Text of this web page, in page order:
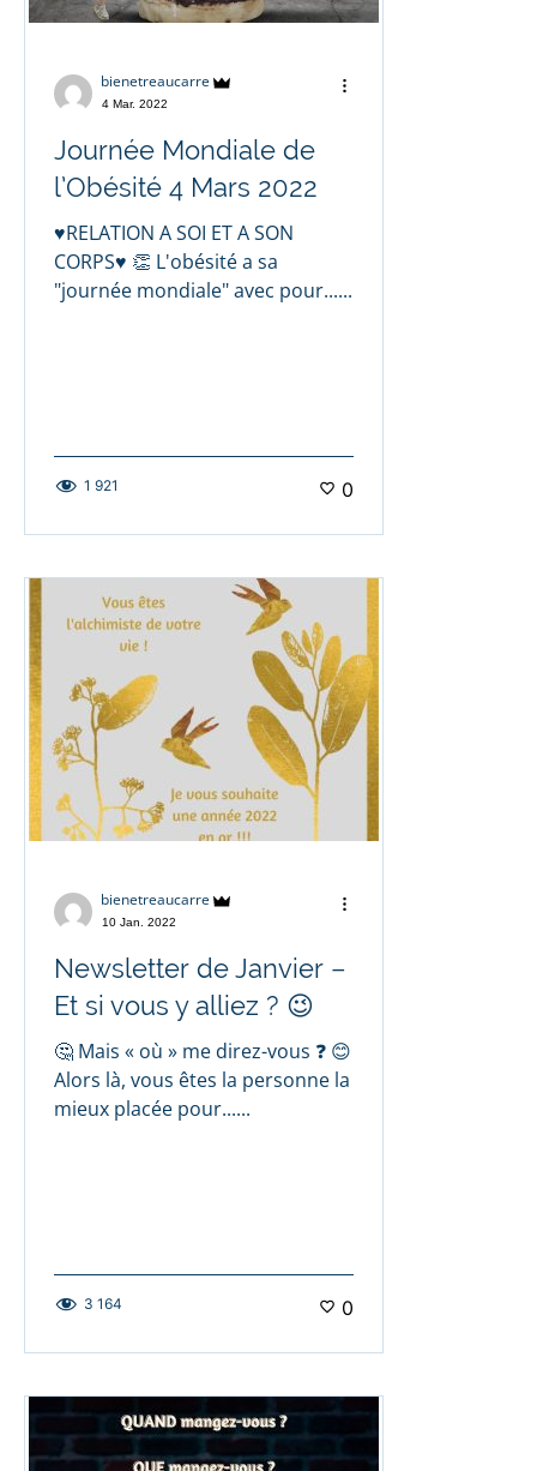
bienetreaucarre
4 Mar. 2022
Journée Mondiale de
l’Obésité 4 Mars 2022
♥️RELATION A SOI ET A SON
CORPS♥️ 👏 L'obésité a sa
"journée mondiale" avec pour......
1 921 0
bienetreaucarre
10 Jan. 2022
Newsletter de Janvier –
Et si vous y alliez ? 😉
🤔 Mais « où » me direz-vous ❓ 😊
Alors là, vous êtes la personne la
mieux placée pour......
3 164 0